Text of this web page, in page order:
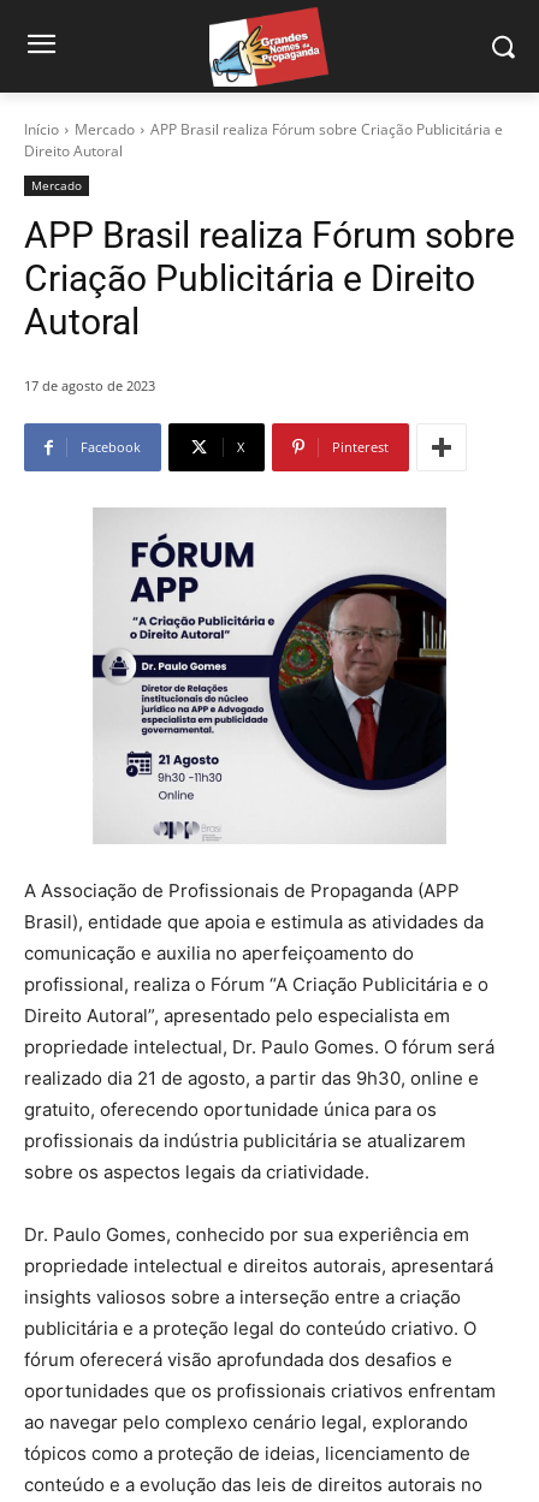
Início Mercado
APP Brasil realiza Fórum sobre Criação Publicitária e
Direito Autoral
Mercado
APP Brasil realiza Fórum sobre
Criação Publicitária e Direito
Autoral
17 de agosto de 2023
Facebook X Pinterest
A Associação de Profissionais de Propaganda (APP
Brasil), entidade que apoia e estimula as atividades da
comunicação e auxilia no aperfeiçoamento do
profissional, realiza o Fórum “A Criação Publicitária e o
Direito Autoral”, apresentado pelo especialista em
propriedade intelectual, Dr. Paulo Gomes. O fórum será
realizado dia 21 de agosto, a partir das 9h30, online e
gratuito, oferecendo oportunidade única para os
profissionais da indústria publicitária se atualizarem
sobre os aspectos legais da criatividade.
Dr. Paulo Gomes, conhecido por sua experiência em
propriedade intelectual e direitos autorais, apresentará
insights valiosos sobre a interseção entre a criação
publicitária e a proteção legal do conteúdo criativo. O
fórum oferecerá visão aprofundada dos desafios e
oportunidades que os profissionais criativos enfrentam
ao navegar pelo complexo cenário legal, explorando
tópicos como a proteção de ideias, licenciamento de
conteúdo e a evolução das leis de direitos autorais no